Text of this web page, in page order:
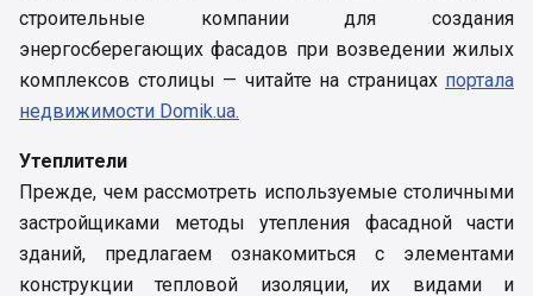
строительные компании для создания
энергосберегающих фасадов при возведении жилых
комплексов столицы — читайте на страницах портала
недвижимости Domik.ua.
Утеплители
Прежде, чем рассмотреть используемые столичными
застройщиками методы утепления фасадной части
зданий, предлагаем ознакомиться с элементами
конструкции тепловой изоляции, их видами и